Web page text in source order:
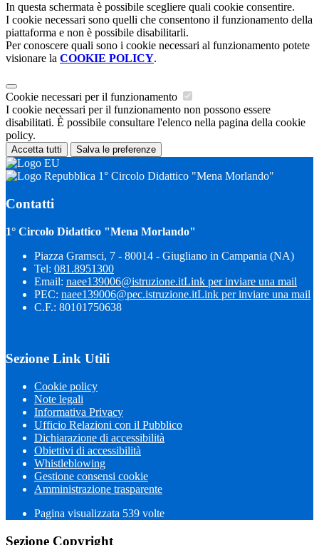
In questa schermata è possibile scegliere quali cookie consentire.
I cookie necessari sono quelli che consentono il funzionamento della
piattaforma e non è possibile disabilitarli.
Per conoscere quali sono i cookie necessari al funzionamento potete
visionare la COOKIE POLICY.
Cookie necessari per il funzionamento
I cookie necessari per il funzionamento non possono essere
disabilitati. È possibile consultare l'elenco nella pagina della cookie
policy.
Accetta tutti Salva le preferenze
1° Circolo Didattico "Mena Morlando"
Contatti
1° Circolo Didattico "Mena Morlando"
Piazza Gramsci, 7 - 80014 - Giugliano in Campania (NA)
Tel: 081.8951300
Email: naee139006@istruzione.itLink per inviare una mail
PEC: naee139006@pec.istruzione.itLink per inviare una mail
C.F.: 80101750638
Sezione Link Utili
Cookie policy
Note legali
Informativa Privacy
Ufficio Relazioni con il Pubblico
Dichiarazione di accessibilità
Obiettivi di accessibilità
Whistleblowing
Gestione consensi cookie
Amministrazione trasparente
Pagina visualizzata 539 volte
Sezione Copyright